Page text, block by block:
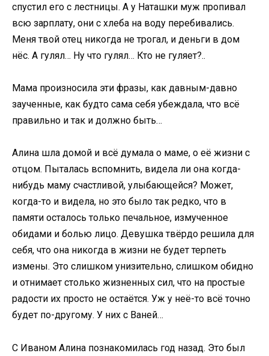
спустил его с лестницы. А у Наташки муж пропивал
всю зарплату, они с хлеба на воду перебивались.
Меня твой отец никогда не трогал, и деньги в дом
нёс. А гулял… Ну что гулял… Кто не гуляет?..
Мама произносила эти фразы, как давным-давно
заученные, как будто сама себя убеждала, что всё
правильно и так и должно быть…
Алина шла домой и всё думала о маме, о её жизни с
отцом. Пыталась вспомнить, видела ли она когда-
нибудь маму счастливой, улыбающейся? Может,
когда-то и видела, но это было так редко, что в
памяти осталось только печальное, измученное
обидами и болью лицо. Девушка твёрдо решила для
себя, что она никогда в жизни не будет терпеть
измены. Это слишком унизительно, слишком обидно
и отнимает столько жизненных сил, что на простые
радости их просто не остаётся. Уж у неё-то всё точно
будет по-другому. У них с Ваней…
С Иваном Алина познакомилась год назад. Это был